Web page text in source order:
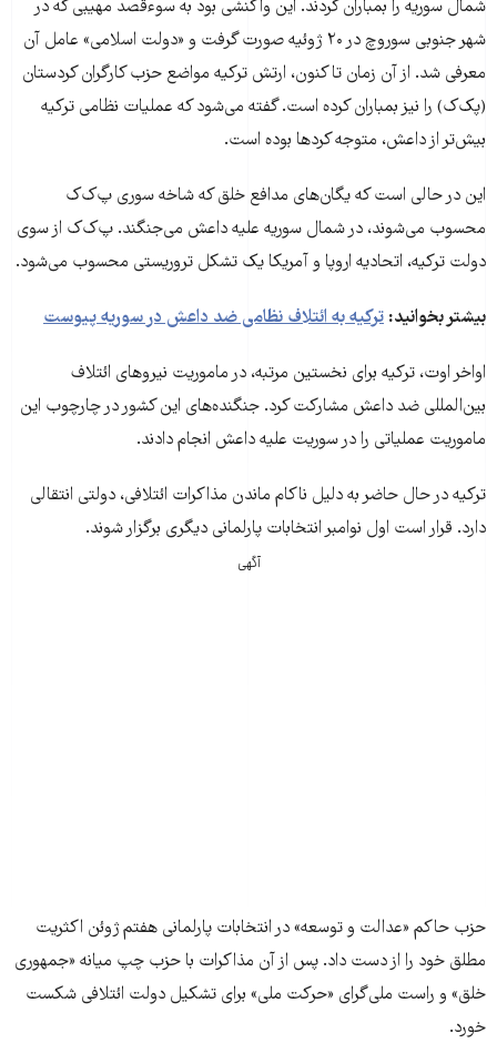
شمال سوریه را بمباران کردند. این واکنشی بود به سوءقصد مهیبی که در
شهر جنوبی سوروچ در ۲۰ ژوئیه صورت گرفت و «دولت اسلامی» عامل آن
معرفی شد. از آن زمان تا کنون، ارتش ترکیه مواضع حزب کارگران کردستان
(پک‌ک) را نیز بمباران کرده است. گفته می‌شود که عملیات نظامی ترکیه
بیش‌تر از داعش، متوجه کردها بوده است.
این در حالی است که یگان‌های مدافع خلق که شاخه سوری پ‌ک‌ک
محسوب می‌شوند، در شمال سوریه علیه داعش می‌جنگند. پ‌ک‌ک از سوی
دولت ترکیه، اتحادیه اروپا و آمریکا یک تشکل تروریستی محسوب می‌شود.
بیشتر بخوانید: ترکیه به ائتلاف نظامی ضد داعش در سوریه پیوست
اواخر اوت، ترکیه برای نخستین مرتبه، در ماموریت نیروهای ائتلاف
بین‌المللی ضد داعش مشارکت کرد. جنگنده‌های این کشور در چارچوب این
ماموریت عملیاتی را در سوریت علیه داعش انجام دادند.
ترکیه در حال حاضر به دلیل ناکام ماندن مذاکرات ائتلافی، دولتی انتقالی
دارد. قرار است اول نوامبر انتخابات پارلمانی دیگری برگزار شوند.
آگهی
حزب حاکم «عدالت و توسعه» در انتخابات پارلمانی هفتم ژوئن اکثریت
مطلق خود را از دست داد. پس از آن مذاکرات با حزب چپ میانه «جمهوری
خلق» و راست ملی‌گرای «حرکت ملی» برای تشکیل دولت ائتلافی شکست
خورد.